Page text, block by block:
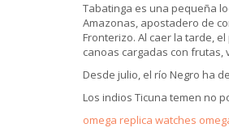
Tabatinga es una pequeña
Amazonas, apostadero de
Fronterizo. Al caer la tarde,
canoas cargadas con
Desde julio, el río Negro ha
Los indios Ticuna temen no
omega replica watches